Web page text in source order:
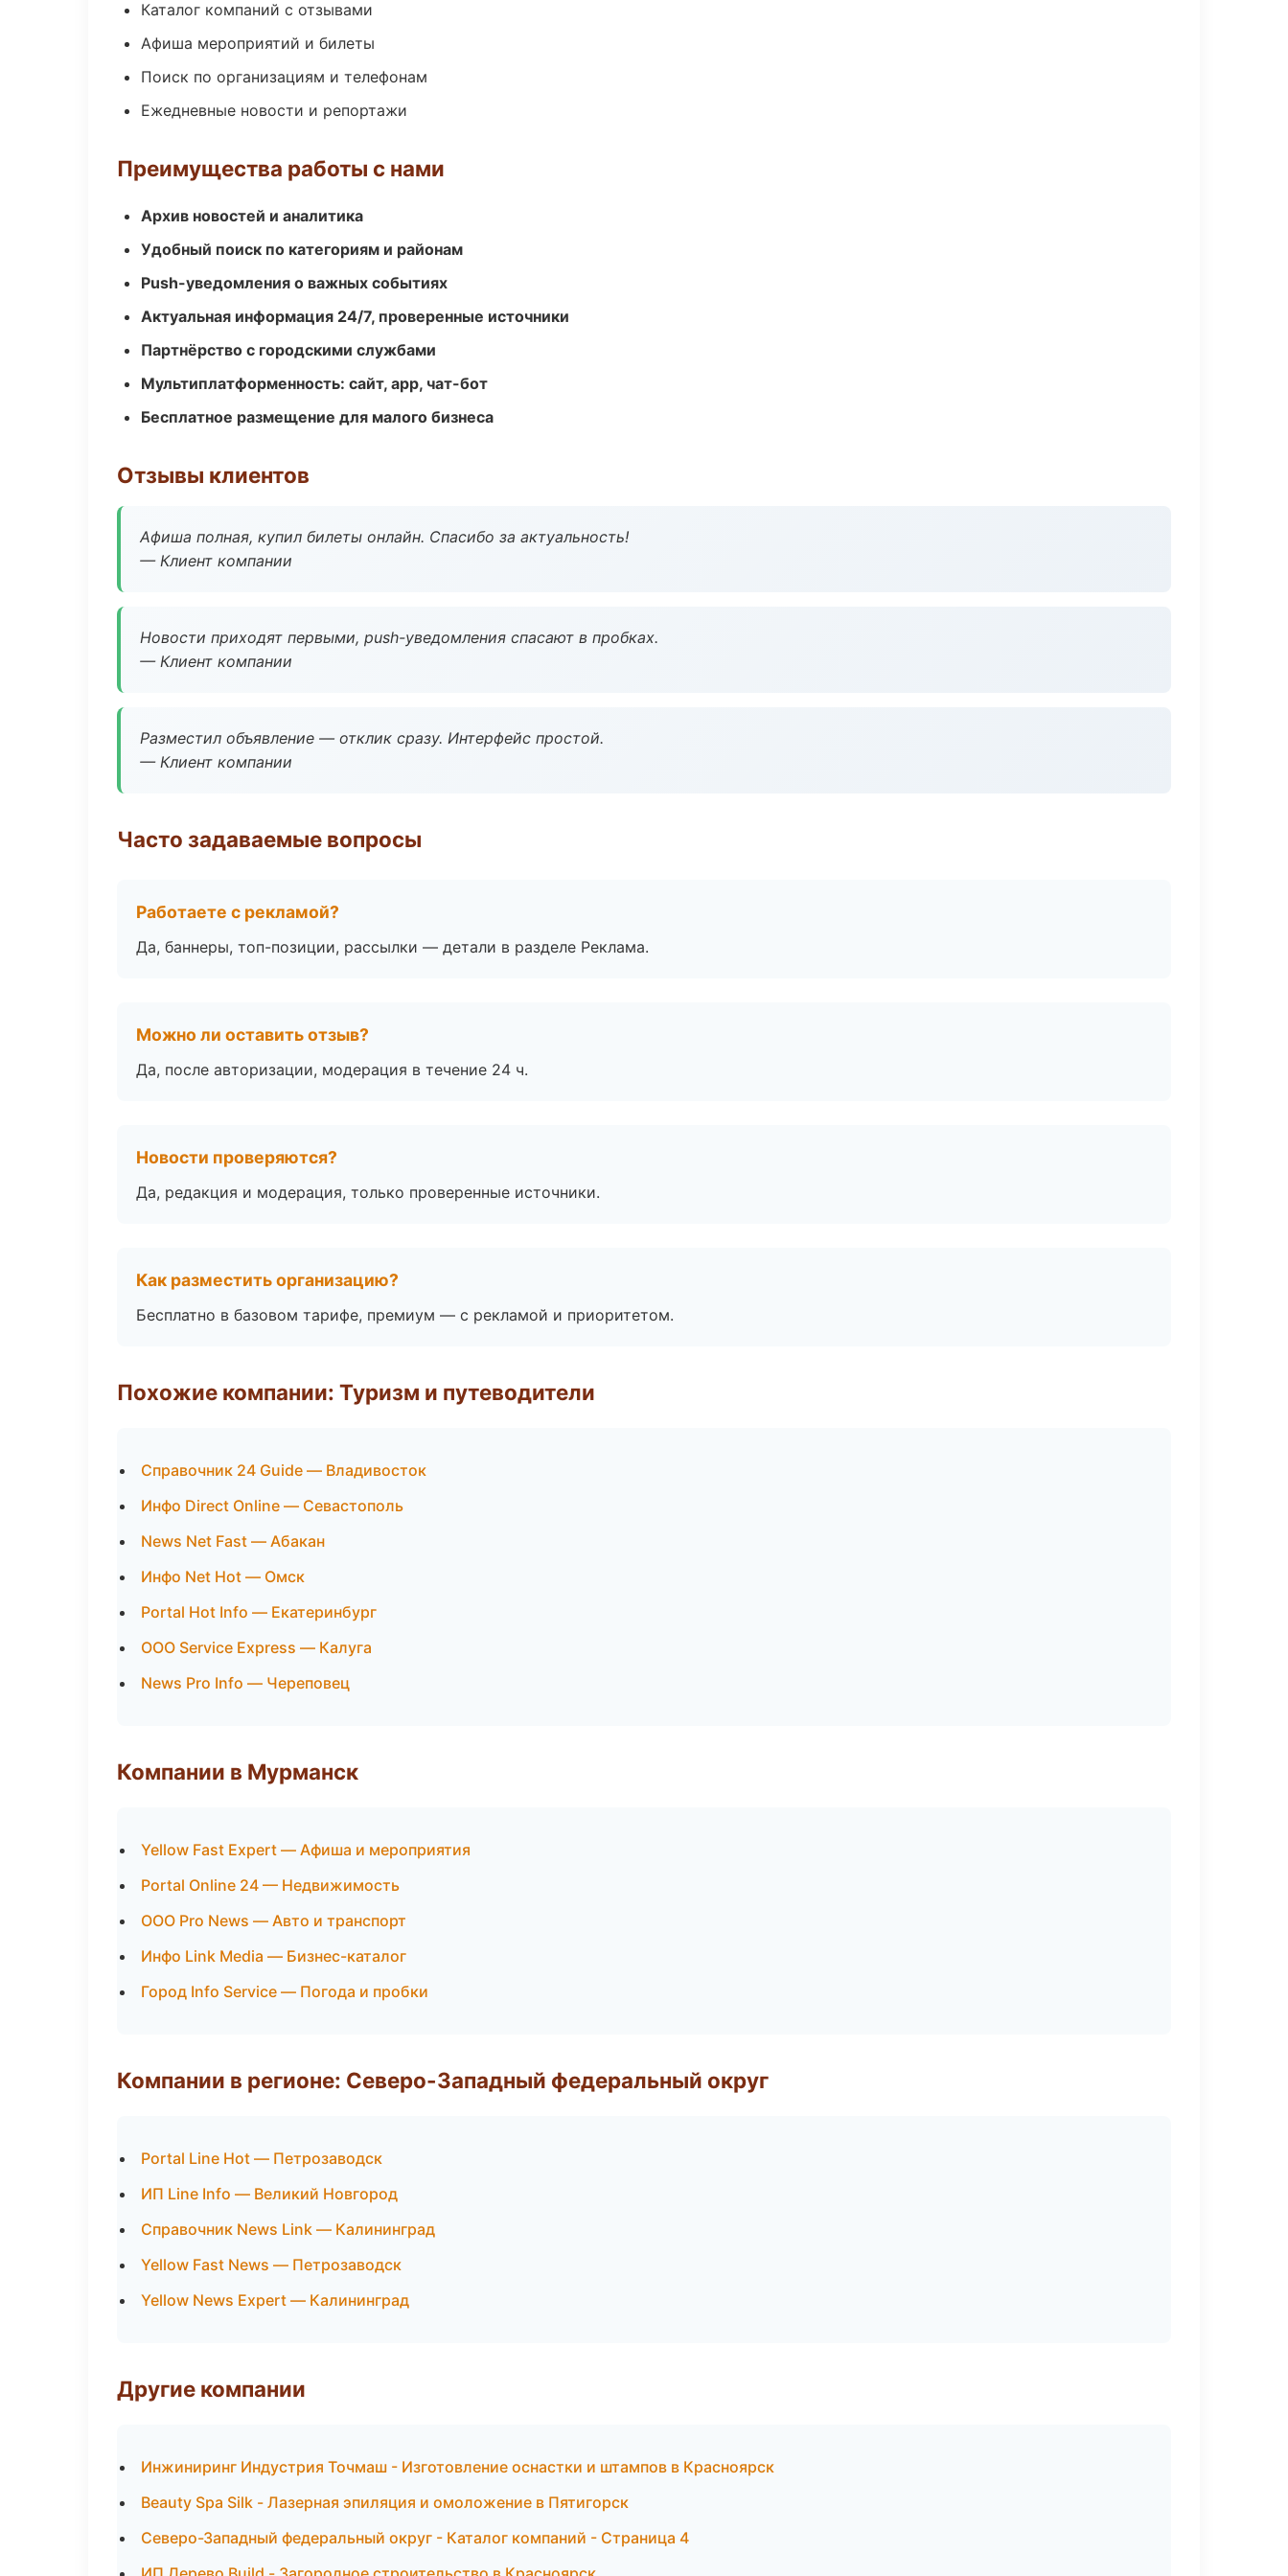
Каталог компаний с отзывами
Афиша мероприятий и билеты
Поиск по организациям и телефонам
Ежедневные новости и репортажи
Преимущества работы с нами
Архив новостей и аналитика
Удобный поиск по категориям и районам
Push-уведомления о важных событиях
Актуальная информация 24/7, проверенные источники
Партнёрство с городскими службами
Мультиплатформенность: сайт, app, чат-бот
Бесплатное размещение для малого бизнеса
Отзывы клиентов
Афиша полная, купил билеты онлайн. Спасибо за актуальность!
— Клиент компании
Новости приходят первыми, push-уведомления спасают в пробках.
— Клиент компании
Разместил объявление — отклик сразу. Интерфейс простой.
— Клиент компании
Часто задаваемые вопросы
Работаете с рекламой?
Да, баннеры, топ-позиции, рассылки — детали в разделе Реклама.
Можно ли оставить отзыв?
Да, после авторизации, модерация в течение 24 ч.
Новости проверяются?
Да, редакция и модерация, только проверенные источники.
Как разместить организацию?
Бесплатно в базовом тарифе, премиум — с рекламой и приоритетом.
Похожие компании: Туризм и путеводители
Справочник 24 Guide — Владивосток
Инфо Direct Online — Севастополь
News Net Fast — Абакан
Инфо Net Hot — Омск
Portal Hot Info — Екатеринбург
ООО Service Express — Калуга
News Pro Info — Череповец
Компании в Мурманск
Yellow Fast Expert — Афиша и мероприятия
Portal Online 24 — Недвижимость
ООО Pro News — Авто и транспорт
Инфо Link Media — Бизнес-каталог
Город Info Service — Погода и пробки
Компании в регионе: Северо-Западный федеральный округ
Portal Line Hot — Петрозаводск
ИП Line Info — Великий Новгород
Справочник News Link — Калининград
Yellow Fast News — Петрозаводск
Yellow News Expert — Калининград
Другие компании
Инжиниринг Индустрия Точмаш - Изготовление оснастки и штампов в Красноярск
Beauty Spa Silk - Лазерная эпиляция и омоложение в Пятигорск
Северо-Западный федеральный округ - Каталог компаний - Страница 4